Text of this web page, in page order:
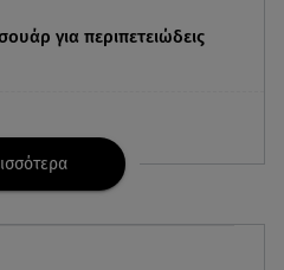
για περιπετειώδεις
- Ξέφυγε από
κατηγορητήριο ο